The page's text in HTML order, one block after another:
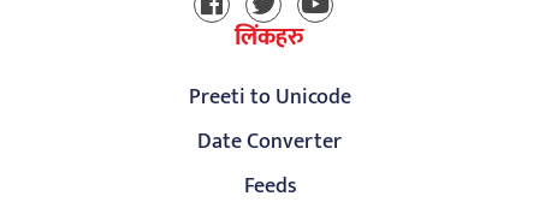
लिंकहरु
Preeti to Unicode
Date Converter
Feeds